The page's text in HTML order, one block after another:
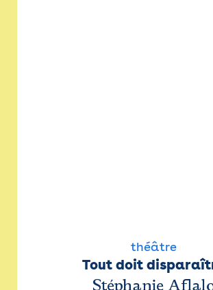
théâtre
Tout doit
Stéphanie